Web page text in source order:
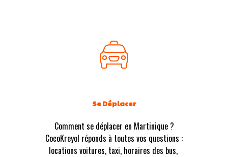
Se Déplacer
Comment se déplacer en Martinique ?
CocoKreyol réponds à toutes vos questions :
locations voitures, taxi, horaires des bus,